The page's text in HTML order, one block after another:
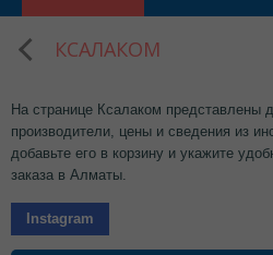
КСАЛАКОМ
На странице Ксалаком представлены
производители, цены и сведения из
добавьте его в корзину и укажите
заказа в Алматы.
Instagram